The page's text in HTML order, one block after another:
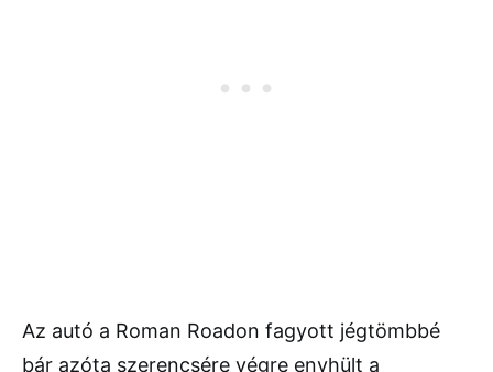
Az autó a Roman Roadon fagyott jégtömbbé
bár azóta szerencsére végre enyhült a